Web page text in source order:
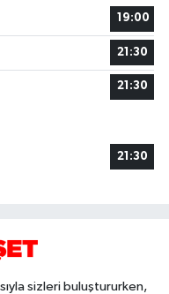
19:00
21:30
21:30
21:30
sizleri buluştururken,